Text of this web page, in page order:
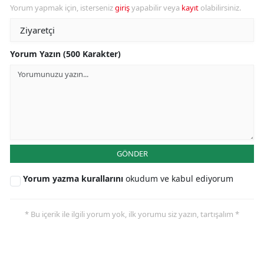
Yorum yapmak için, istersenizgirişyapabilir veya kayıt olabilirsiniz.
Yorum Yazın (500 Karakter)
GÖNDER
Yorum yazma kurallarını okudum ve kabul ediyorum
* Bu içerik ile ilgili yorum yok, ilk yorumu siz yazın, tartışalım *